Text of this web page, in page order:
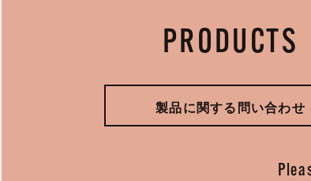
PRODUCTS
製品に関する問い合わせ